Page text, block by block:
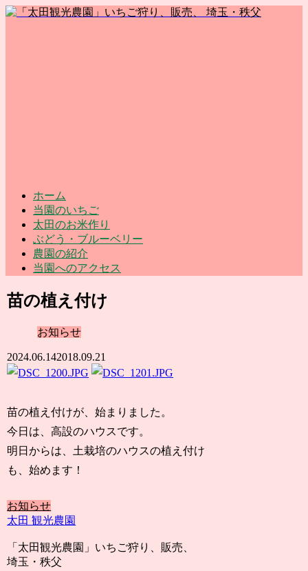
ホーム
当園のいちご
太田のお米作り
ぶどう・ブルーベリー
農園の紹介
当園へのアクセス
苗の植え付け
お知らせ
2024.06.142018.09.21
苗の植え付けが、始まりました。
今日は、高設のハウスです。
明日からは、土栽培のハウスの植え付け
も、始めます！
お知らせ
太田 観光農園
「太田観光農園」いちご狩り、販売、
埼玉・秩父